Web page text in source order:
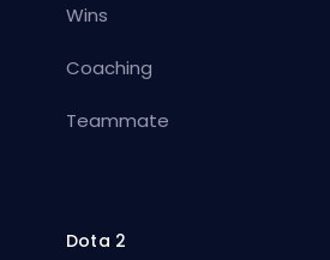
Wins
Coaching
Teammate
Dota 2